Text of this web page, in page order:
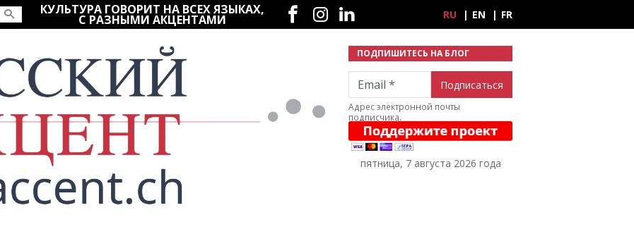
КУЛЬТУРА ГОВОРИТ НА ВСЕХ ЯЗЫКАХ,
С РАЗНЫМИ АКЦЕНТАМИ
Социальные сети
RU EN FR
ПОДПИШИТЕСЬ НА БЛОГ
Email
Адрес электронной почты
подписчика.
пятница, 7 августа 2026 года